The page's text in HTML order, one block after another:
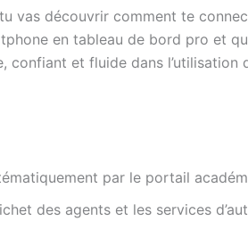
vas découvrir comment te
en tableau de bord pro et
confiant et fluide dans
par le portail
des agents et les services